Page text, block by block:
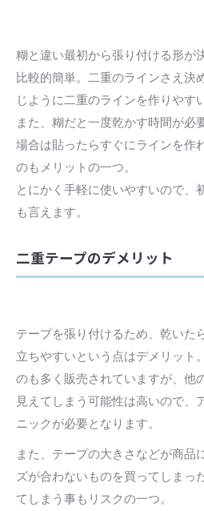
糊と違い最初から張り付ける形が
比較的簡単。二重のラインさえ決
じように二重のラインを作りやす
また、糊だと一度乾かす時間が必
場合は貼ったらすぐにラインを作
のもメリットの一つ。
とにかく手軽に使いやすいので、
も言えます。
二重テープのデメリット
テープを張り付けるため、乾いた
立ちやすいという点はデメリット
のも多く販売されていますが、他
見えてしまう可能性は高いので、
ニックが必要となります。
また、テープの大きさなどが商品
ズが合わないものを買ってしまっ
てしまう事もリスクの一つ。